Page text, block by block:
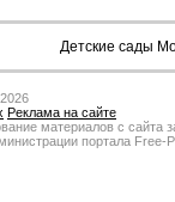
Детские сады
Реклама на сайте
материалов с сайта
портала Free-